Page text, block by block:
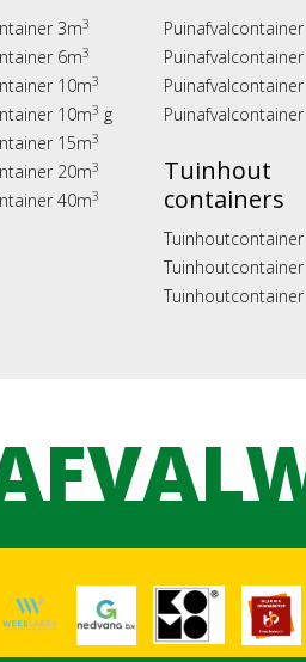
3m3
6m3
10m3
10m3 g
15m3
20m3
40m3
Tuinhout
containers